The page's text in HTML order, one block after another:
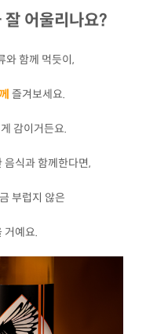
어울리나요?
와 함께 먹듯이,
즐겨보세요.
감이거든요.
음식과 함께한다면,
부럽지 않은
거예요.